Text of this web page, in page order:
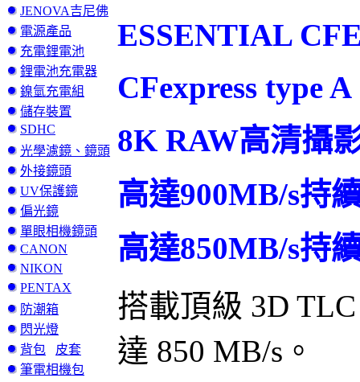
JENOVA吉尼佛
電源產品
充電鋰電池
鋰電池充電器
鎳氫充電組
儲存裝置
SDHC
光學濾鏡、鏡頭
外接鏡頭
UV保護鏡
偏光鏡
單眼相機鏡頭
CANON
NIKON
PENTAX
防潮箱
閃光燈
背包
皮套
筆電相機包
ESSENTIAL
CFexpress type
8K RAW高清攝
高達900MB/s持
高達850MB/s持
搭載頂級 3D
達 850 MB/s。